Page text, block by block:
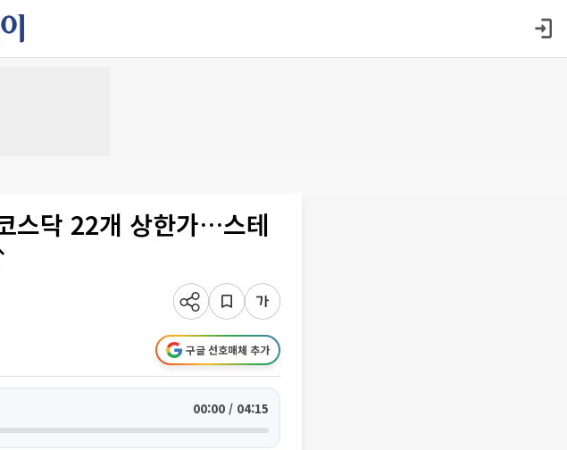
스닥 22개 상한가…스테
구글 선호매체 추가
00:00 / 04:15